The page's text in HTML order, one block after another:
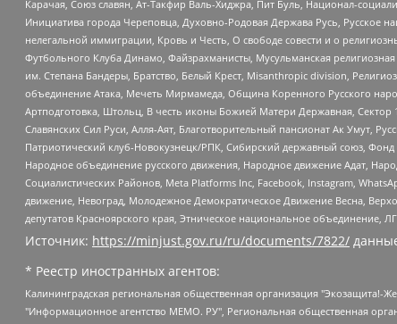
Карачая, Союз славян, Ат-Такфир Валь-Хиджра, Пит Буль, Национал-
Инициатива города Череповца, Духовно-Родовая Держава Русь, Русское
нелегальной иммиграции, Кровь и Честь, О свободе совести и о
Футбольного Клуба Динамо, Файзрахманисты, Мусульманская
им. Степана Бандеры, Братство, Белый Крест, Misanthropic division,
объединение Атака, Мечеть Мирмамеда, Община Коренного Русского
Артподготовка, Штольц, В честь иконы Божией Матери Державная,
Славянских Сил Руси, Алля-Аят, Благотворительный пансионат Ак Умут,
Патриотический клуб-Новокузнецк/РПК, Сибирский державный союз,
Народное объединение русского движения, Народное движение Адат,
Социалистических Районов, Meta Platforms Inc, Facebook, Instagram,
движение, Невоград, Молодежное Демократическое Движение Весна,
депутатов Красноярского края, Этническое национальное объединение,
Источник: https://minjust.gov.ru/ru/documents/7822/
* Реестр иностранных агентов:
Калининградская региональная общественная организация "Экозащита!-Женсовет", Фонд содействия защите прав и свобод граждан "Общественный вердикт", Фонд "Институт Развития Свободы Информации", Частное учреждение "Информационное агентство МЕМО. РУ", Региональная общественная организация "Общественная комиссия по сохранению наследия академика Сахарова", Фонд поддержки свободы прессы, Санкт-Петербургская общественная правозащитная организация "Гражданский контроль", Межрегиональная общественная организация "Информационно-просветительский центр "Мемориал", Региональный Фонд "Центр Защиты Прав Средств Массовой Информации", с 05.12.2023 Фонд "Центр Защиты Прав Средств массовой информации", Региональная общественная благотворительная организация помощи беженцам и мигрантам "Гражданское содействие", Негосударственное образовательное учреждение дополнительного профессионального образования (повышение квалификации) специалистов "АКАДЕМИЯ ПО ПРАВАМ ЧЕЛОВЕКА", Свердловская региональная общественная организация "Сутяжник", Автономная некоммерческая организация "Центр независимых социологических исследований", Союз общественных объединений "Российский исследовательский центр по правам человека", Региональное общественное учреждение научно-информационный центр "МЕМОРИАЛ", Некоммерческая организация "Фонд защиты гласности", Автономная некоммерческая организация "Институт прав человека", Городская общественная организация "Екатеринбургское общество "МЕМОРИАЛ", Городская общественная организация "Рязанское историко-просветительское и правозащитное общество "Мемориал" (Рязанский Мемориал), Челябинский региональный орган общественной самодеятельности – женское общественное объединение "Женщины Евразии", Челябинский региональный орган общественной самодеятельности "Уральская правозащитная группа", Фонд содействия защите здоровья и социальной справедливости имени Андрея Рылькова, Автономная Некоммерческая Организация "Аналитический Центр Юрия Левады", Автономная некоммерческая организация социальной поддержки населения "Проект Апрель", Региональная общественная организация помощи женщинам и детям, находящимся в кризисной ситуации "Информационно-методический центр "Анна", Фонд содействия развитию массовых коммуникаций и правовому просвещению "Так-так-Так", Фонд содействия устойчивому развитию "Серебряная тайга", Свердловский региональный общественный фонд социальных проектов "Новое время", "Idel.Реалии", Кавказ.Реалии, Крым.Реалии, Телеканал Настоящее Время, Татаро-башкирская служба Радио Свобода (Azatliq Radiosi), Радио Свободная Европа/Радио Свобода (PCE/PC), "Сибирь.Реалии", "Фактограф", Благотворительный фонд помощи осужденным и их семьям, Автономная некоммерческая организация "Институт глобализации и социальных движений", Фонд "В защиту прав заключенных", Частное учреждение "Центр поддержки и содействия развитию средств массовой информации", Пензенский региональный общественный благотворительный фонд "Гражданский союз", "Север.Реалии", Некоммерческая организация Фонд "Правовая инициатива", Общество с ограниченной ответственностью "Радио Свободная Европа/Радио Свобода", Чешское информационное агентство "MEDIUM-ORIENT", Красноярская региональная общественная